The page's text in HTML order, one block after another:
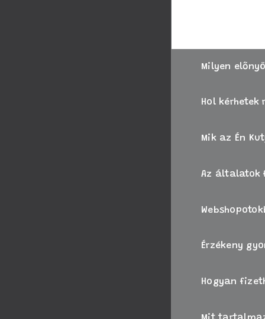
Milyen
Hol
Mik az Én
Az általatok
Érzékeny
Hogyan